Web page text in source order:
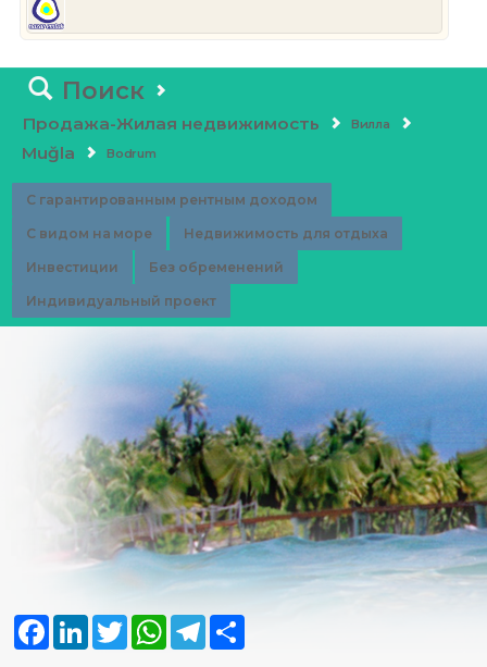
Поиск
Продажа-Жилая недвижимость Вилла
Muğla Bodrum
С гарантированным рентным доходом
С видом на море Недвижимость для отдыха
Инвестиции Без обременений
Индивидуальный проект
FacebookLinkedInTwitter WhatsAppTelegram